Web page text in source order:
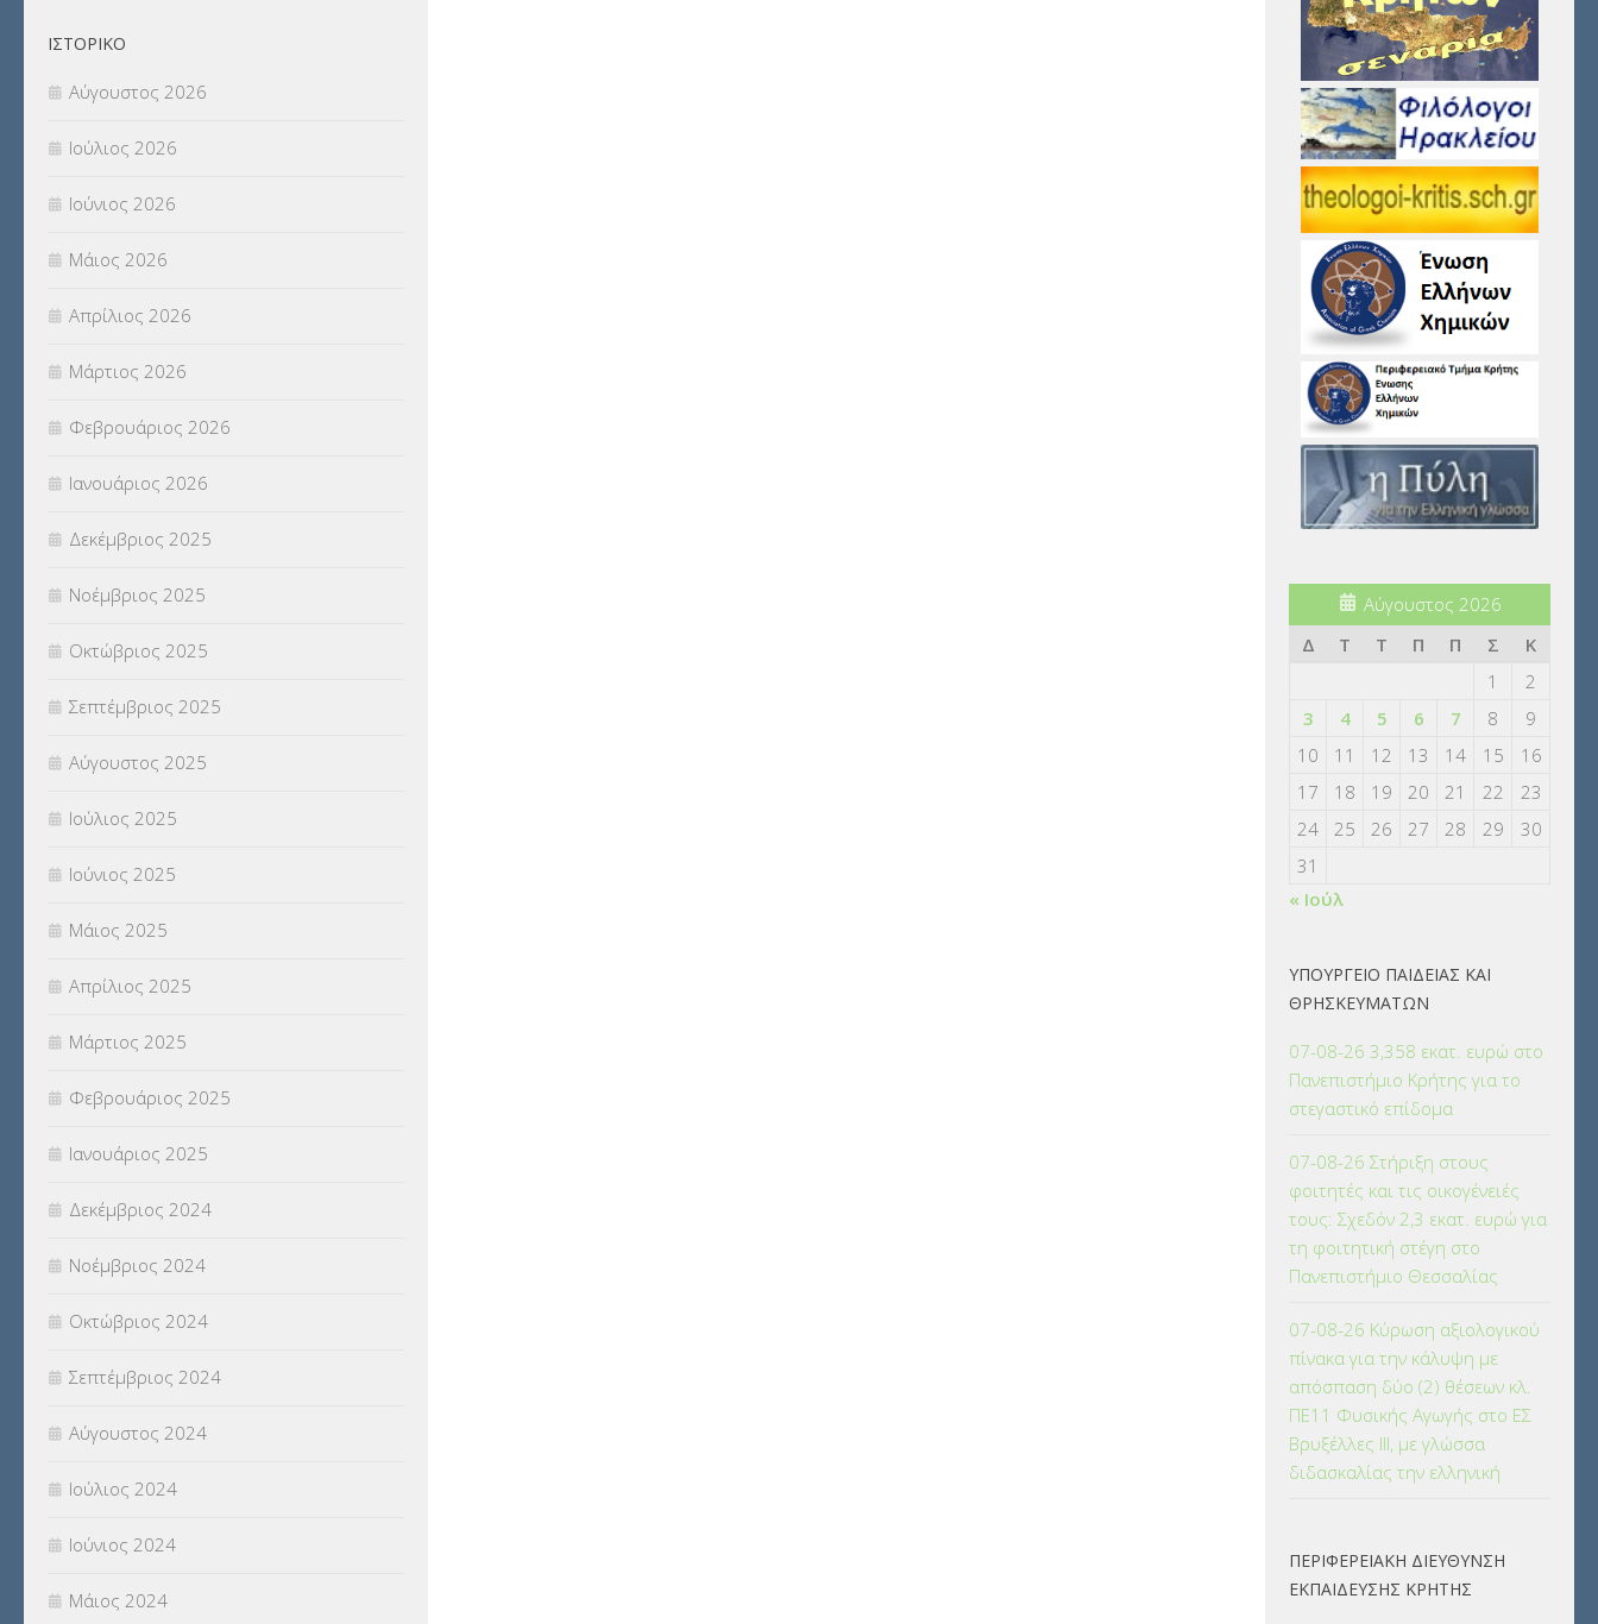
(18)
ΣΥΝΤΑΞΕΙΣ(12)
ΣΧΟΛΙΚΟΙ ΣΥΜΒΟΥΛΟΙ
ΥΠΕΡΑΡΙΘΜΟΙ(1)
ΥΠΟΤΡΟΦΙΕΣ(28)
ΦΥΣΙΚΗ ΑΓΩΓΗ(692)
Χωρίς κατηγορία
ΙΣΤΟΡΙΚΌ
Αύγουστος 2026
Ιούλιος 2026
Ιούνιος 2026
Μάιος 2026
Απρίλιος 2026
Μάρτιος 2026
Φεβρουάριος 2026
Ιανουάριος 2026
Δεκέμβριος 2025
Νοέμβριος 2025
Οκτώβριος 2025
Σεπτέμβριος 2025
Αύγουστος 2025
Ιούλιος 2025
Ιούνιος 2025
Μάιος 2025
Απρίλιος 2025
Μάρτιος 2025
Φεβρουάριος 2025
Ιανουάριος 2025
Δεκέμβριος 2024
Νοέμβριος 2024
Οκτώβριος 2024
Σεπτέμβριος 2024
Αύγουστος 2024
Ιούλιος 2024
Ιούνιος 2024
Μάιος 2024
Αύγουστος 2026
Δ
Τ Τ Π Π Σ
Κ
1
2
3
4 5 6 7 8
9
10
11 12 13 14 15
16
17
18 19 20 21 22
23
24
25 26 27 28 29
30
31
« Ιούλ
ΥΠΟΥΡΓΕΙΟ ΠΑΙΔΕΙΑΣ ΚΑΙ
ΘΡΗΣΚΕΥΜΑΤΩΝ
07-08-26 3,358 εκατ. ευρώ στο
Πανεπιστήμιο Κρήτης για το
στεγαστικό επίδομα
07-08-26 Στήριξη στους
φοιτητές και τις οικογένειές
τους: Σχεδόν 2,3 εκατ. ευρώ για
τη φοιτητική στέγη στο
Πανεπιστήμιο Θεσσαλίας
07-08-26 Κύρωση αξιολογικού
πίνακα για την κάλυψη με
απόσπαση δύο (2) θέσεων κλ.
ΠΕ11 Φυσικής Αγωγής στο ΕΣ
Βρυξέλλες ΙΙΙ, με γλώσσα
διδασκαλίας την ελληνική
ΠΕΡΙΦΕΡΕΙΑΚΗ ΔΙΕΥΘΥΝΣΗ
ΕΚΠΑΙΔΕΥΣΗΣ ΚΡΗΤΗΣ